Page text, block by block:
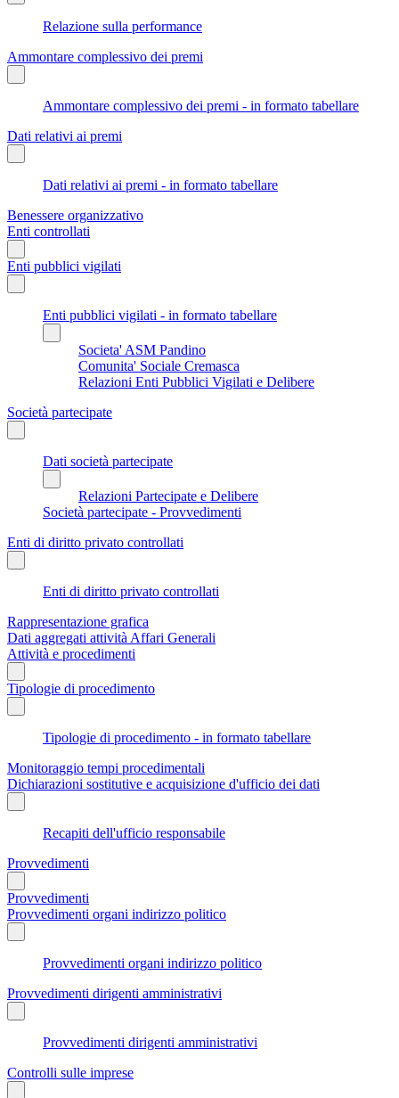
Relazione sulla performance
Ammontare complessivo dei premi
Ammontare complessivo dei premi - in formato tabellare
Dati relativi ai premi
Dati relativi ai premi - in formato tabellare
Benessere organizzativo
Enti controllati
Enti pubblici vigilati
Enti pubblici vigilati - in formato tabellare
Societa' ASM Pandino
Comunita' Sociale Cremasca
Relazioni Enti Pubblici Vigilati e Delibere
Società partecipate
Dati società partecipate
Relazioni Partecipate e Delibere
Società partecipate - Provvedimenti
Enti di diritto privato controllati
Enti di diritto privato controllati
Rappresentazione grafica
Dati aggregati attività Affari Generali
Attività e procedimenti
Tipologie di procedimento
Tipologie di procedimento - in formato tabellare
Monitoraggio tempi procedimentali
Dichiarazioni sostitutive e acquisizione d'ufficio dei dati
Recapiti dell'ufficio responsabile
Provvedimenti
Provvedimenti
Provvedimenti organi indirizzo politico
Provvedimenti organi indirizzo politico
Provvedimenti dirigenti amministrativi
Provvedimenti dirigenti amministrativi
Controlli sulle imprese